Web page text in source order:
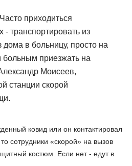
приходиться
- транспортировать из
в больницу, просто на
приезжать на
Моисеев,
станции скорой
ковид или он контактировал
сотрудники «скорой» на вызов
костюм. Если нет - едут в